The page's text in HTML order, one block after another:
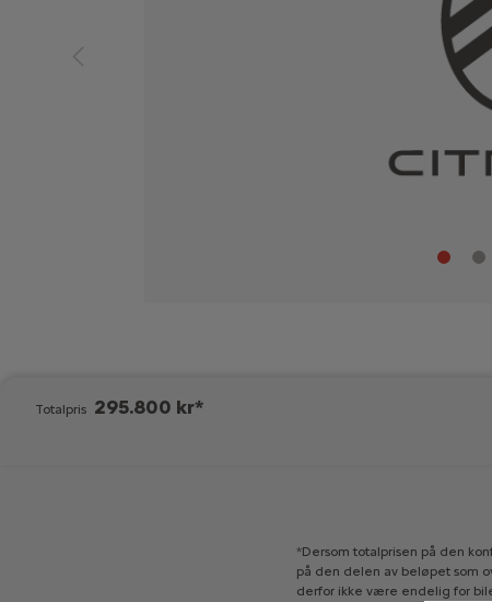
Totalpris 295.800 kr*
*Dersom totalprisen på den
på den delen av beløpet som
derfor ikke være endelig for